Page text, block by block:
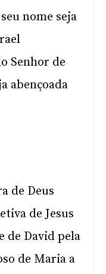
nome seja
Senhor de
abençoada
de Deus
de Jesus
de David pela
de Maria a